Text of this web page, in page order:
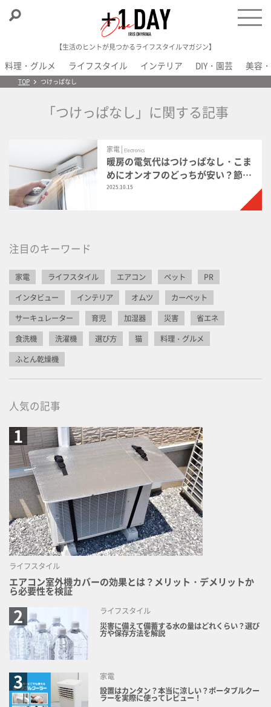
【生活のヒントが見つかるライフスタイルマガジン】
料理・グルメ ライフスタイル インテリア DIY・園芸 美容
TOP＋1 Dayつけっぱなし
「つけっぱなし」に関する記事
家電 |Electronics
暖房の電気代はつけっぱなし・こま
めにオンオフのどっちが安い？節電
になる使い方
2025.10.15
注目のキーワード
家電 ライフスタイル エアコン ペット
PR
インタビュー
インテリア オムツ
カーペット
サーキュレーター
育児 加湿器 災害
省エネ
食洗機
洗濯機 選び方 猫
料理・グルメ
ふとん乾燥機
人気の記事
ライフスタイル
エアコン室外機カバーの効果とは？メリット・デメリットか
ら必要性を検証
ライフスタイル
災害に備えて備蓄する水の量はどれくらい？選び
方や保存方法を解説
家電
設置はカンタン？本当に涼しい？ポータブルクー
ラーを実際に使ってレビュー！